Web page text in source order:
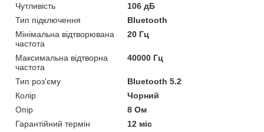
Чутливість
106 дБ
Тип підключення
Bluetooth
Мінімальна відтворювана
частота
20 Гц
Максимальна відтворна
частота
40000 Гц
Тип роз'єму
Bluetooth 5.2
Колір
Чорний
Опір
8 Ом
Гарантійний термін
12 міс